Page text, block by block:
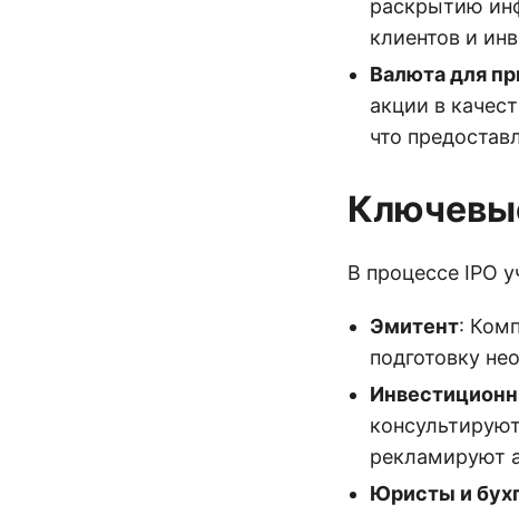
раскрытию
клиентов и
Валюта для
акции в
что
В процессе IPO
Эмитент:
подготовку
рекламируют
Юристы и